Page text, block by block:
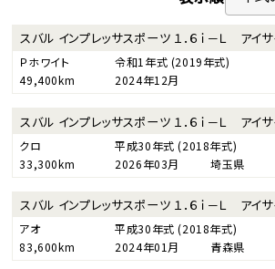
スバル インプレッサスポーツ １．６ｉ－Ｌ アイ
Ｐホワイト 令和1年式 (2019年式)
49,400km
2024年12月
スバル インプレッサスポーツ １．６ｉ－Ｌ アイ
クロ 平成30年式(2018年式)
33,300km
2026年03月 埼玉県
スバル インプレッサスポーツ １．６ｉ－Ｌ アイ
アオ 平成30年式(2018年式)
83,600km
2024年01月 青森県